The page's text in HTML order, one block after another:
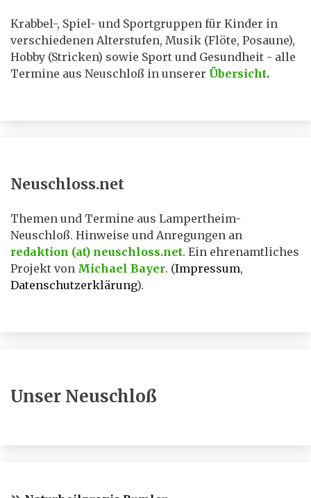
Krabbel-, Spiel- und Sportgruppen für Kinder in
verschiedenen Alterstufen, Musik (Flöte, Posaune),
Hobby (Stricken) sowie Sport und Gesundheit - alle
Termine aus Neuschloß in unserer Übersicht.
Neuschloss.net
Themen und Termine aus Lampertheim-
Neuschloß. Hinweise und Anregungen an
redaktion (at) neuschloss.net. Ein ehrenamtliches
Projekt von Michael Bayer. (Impressum,
Datenschutzerklärung).
Unser Neuschloß